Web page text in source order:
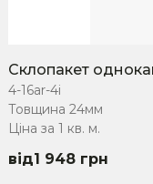
Склопакет
4-16ar-4i
Товщина 24мм
Ціна за 1 кв. м.
1 948 грн